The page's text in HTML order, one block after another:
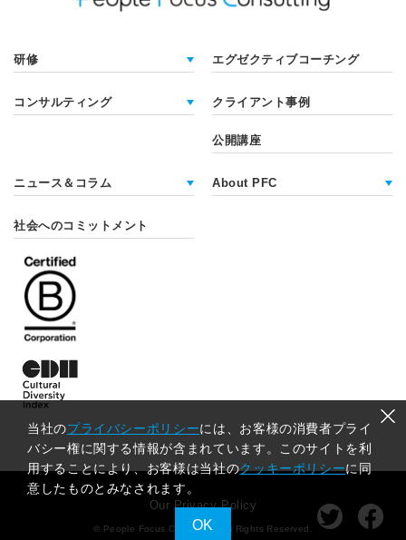
研修 エグゼクティブコーチング
コンサルティング クライアント事例
公開講座
ニュース＆コラム About PFC
社会へのコミットメント
Our Privacy Policy
© People Focus Consulting All Rights Reserved.
当社のプライバシーポリシーには、お客様の消費者プライ
バシー権に関する情報が含まれています。このサイトを利
用することにより、お客様は当社のクッキーポリシーに同
意したものとみなされます。
OK